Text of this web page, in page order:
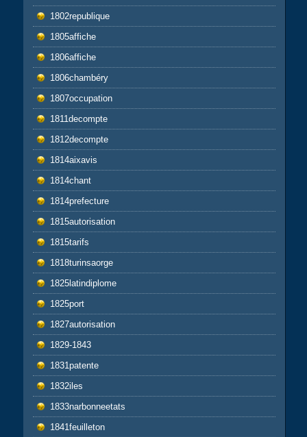
1802republique
1805affiche
1806affiche
1806chambéry
1807occupation
1811decompte
1812decompte
1814aixavis
1814chant
1814prefecture
1815autorisation
1815tarifs
1818turinsaorge
1825latindiplome
1825port
1827autorisation
1829-1843
1831patente
1832iles
1833narbonneetats
1841feuilleton